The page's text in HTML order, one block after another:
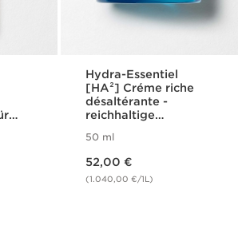
Hydra-Essentiel
[HA²] Créme riche
désaltérante -
reichhaltige
für sehr trockene
Haut
50 ml
52,00 €
(1.040,00 €/1L)